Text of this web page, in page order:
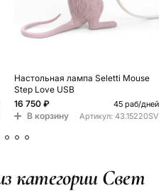
Настольная лампа Seletti Mouse
Step Love USB
16 750 ₽
45 раб/дней
В корзину Артикул: 43.15220SV
категории Свет